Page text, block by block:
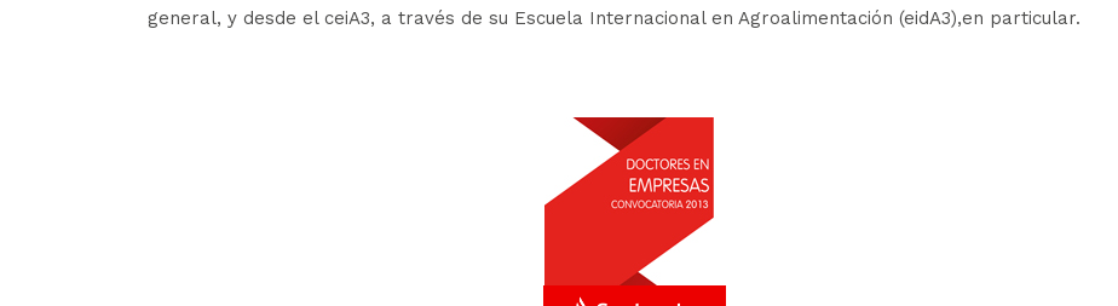
general, y desde el ceiA3, a través de su Escuela Internacional en Agroalimentación (eidA3),en particular.